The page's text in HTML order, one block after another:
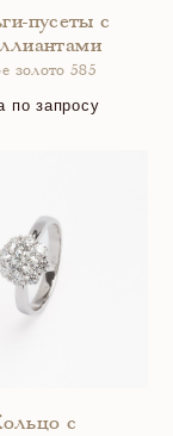
пусеты с
золото 585
по запросу
с